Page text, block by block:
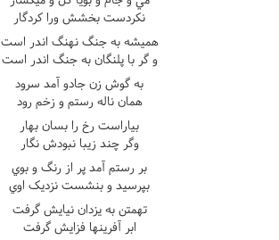
نکردست بخشش ورا کردگار
هميشه به جنگ نهنگ اندر است
و گر با پلنگان به جنگ اندر است
به گوش زن جادو آمد سرود
همان ناله رستم و زخم رود
بياراست رخ را بسان بهار
وگر چند زيبا نبودش نگار
بر رستم آمد پر از رنگ و بوي
بپرسيد و بنشست نزديک اوي
تهمتن به يزدان نيايش گرفت
ابر آفرينها فزايش گرفت